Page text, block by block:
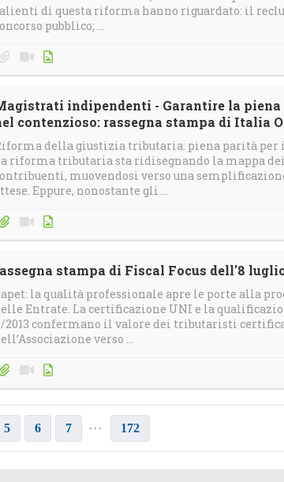
di questa riforma hanno riguardato: il
pubblico; ...
indipendenti - Garantire la
contenzioso: rassegna stampa di Italia
della giustizia tributaria: piena parità
riforma tributaria sta ridisegnando la mappa
muovendosi verso una
Eppure, nonostante gli ...
stampa di Fiscal Focus dell'8
la qualità professionale apre le porte alla
Entrate. La certificazione UNI e la
2013 confermano il valore dei tributaristi
verso ...
5 6 7 ... 172